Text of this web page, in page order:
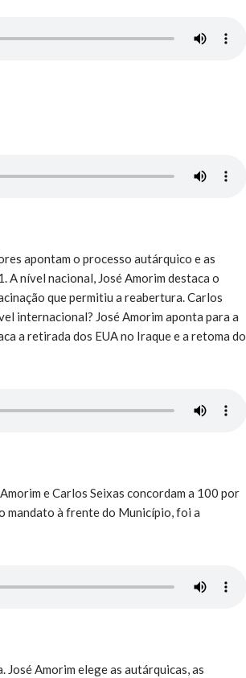
apontam o processo autárquico e as
A nível nacional, José Amorim destaca o
que permitiu a reabertura. Carlos
internacional? José Amorim aponta para a
a retirada dos EUA no Iraque e a retoma do
e Carlos Seixas concordam a 100 por
mandato à frente do Município, foi a
Amorim elege as autárquicas, as